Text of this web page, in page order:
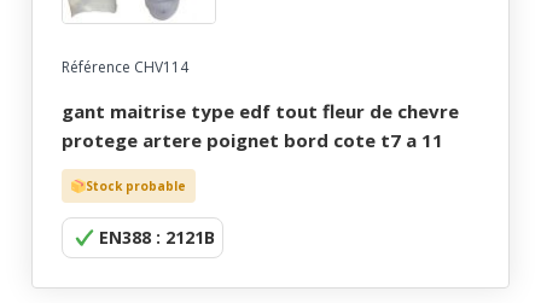
Référence CHV114
gant maitrise type edf tout fleur de chevre
protege artere poignet bord cote t7 a 11
Stock probable
EN388 : 2121B